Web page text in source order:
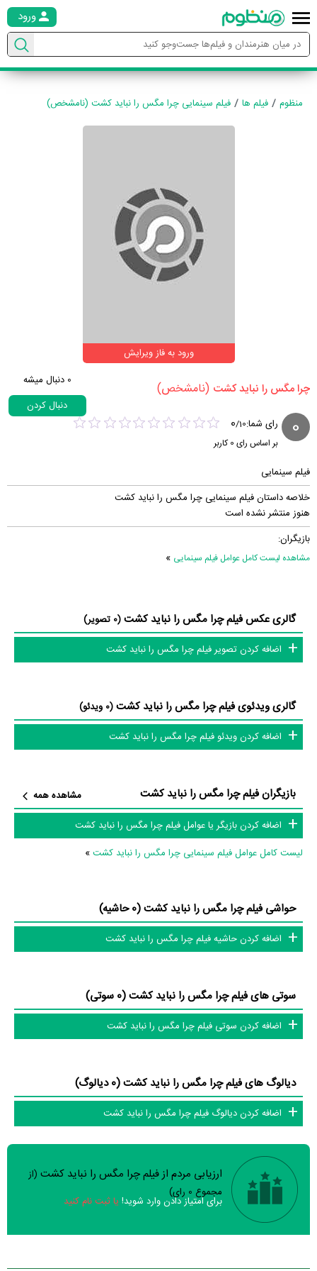
ورود
منظوم فیلم ها فیلم سینمایی چرا مگس را نباید کشت (نامشخص)
ورود به فاز ویرایش
‏چرا مگس را نباید کشت‏ (نامشخص) 0 دنبال میشه
دنبال کردن
0 رای شما: 0/10
بر اساس رای 0کاربر
فیلم سینمایی
خلاصه داستان فیلم سینمایی چرا مگس را نباید کشت
هنوز منتشر نشده است
بازیگران:
مشاهده لیست کامل عوامل فیلم سینمایی »
گالری عکس فیلم چرا مگس را نباید کشت(0 تصویر)
اضافه کردن تصویر فیلم چرا مگس را نباید کشت
گالری ویدئوی فیلم چرا مگس را نباید کشت(0 ویدئو)
اضافه کردن ویدئو فیلم چرا مگس را نباید کشت
بازیگران فیلم چرا مگس را نباید کشت
مشاهده همه
اضافه کردن بازیگر یا عوامل فیلم چرا مگس را نباید کشت
لیست کامل عوامل فیلم سینمایی چرا مگس را نباید کشت»
حواشی فیلم چرا مگس را نباید کشت (0 حاشیه)
اضافه کردن حاشیه فیلم چرا مگس را نباید کشت
سوتی های فیلم چرا مگس را نباید کشت (0 سوتی)
اضافه کردن سوتی فیلم چرا مگس را نباید کشت
دیالوگ های فیلم چرا مگس را نباید کشت (0 دیالوگ)
اضافه کردن دیالوگ فیلم چرا مگس را نباید کشت
سوالات نظرسنجی ( 8 سوال)
ارزیابی مردم از فیلم چرا مگس را نباید کشت (از
مجموع 0 رای)
برای امتیاز دادن وارد شوید! یا ثبت نام کنید